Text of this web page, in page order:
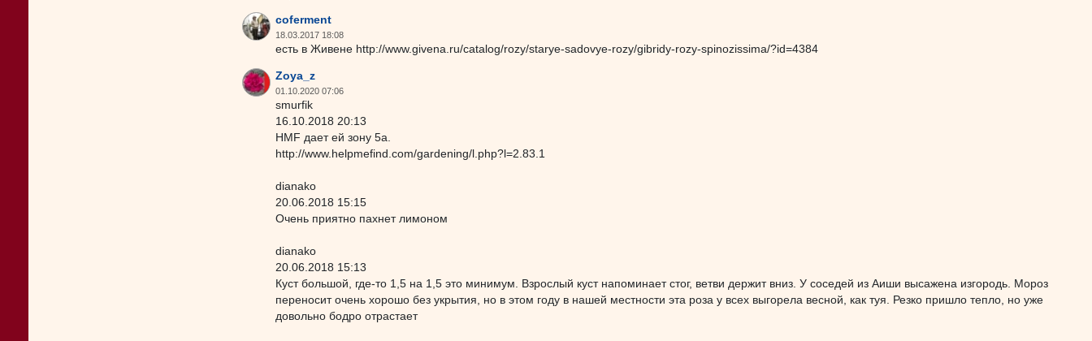
coferment
18.03.2017 18:08
есть в Живене http://www.givena.ru/catalog/rozy/starye-sadovye-rozy/gibridy-rozy-spinozissima/?id=4384
Zoya_z
01.10.2020 07:06
smurfik
16.10.2018 20:13
HMF дает ей зону 5а.
http://www.helpmefind.com/gardening/l.php?l=2.83.1
dianako
20.06.2018 15:15
Очень приятно пахнет лимоном
dianako
20.06.2018 15:13
Куст большой, где-то 1,5 на 1,5 это минимум. Взрослый куст напоминает стог, ветви держит вниз. У соседей из Аиши высажена изгородь. Мороз
переносит очень хорошо без укрытия, но в этом году в нашей местности эта роза у всех выгорела весной, как туя. Резко пришло тепло, но уже
довольно бодро отрастает